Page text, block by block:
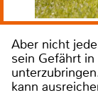
Aber nicht
sein Gefährt
kann